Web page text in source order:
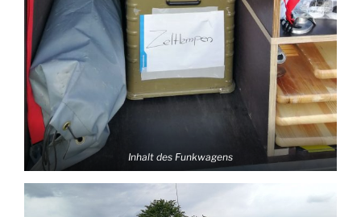
Inhalt des Funkwagens